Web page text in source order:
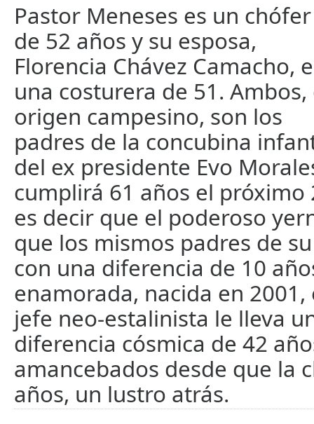
Pastor Meneses es un chófer
de 52 años y su esposa,
Florencia Chávez Camacho,
una costurera de 51. Ambos,
origen campesino, son los
padres de la concubina
del ex presidente Evo
cumplirá 61 años el próximo
es decir que el poderoso
que los mismos padres de
con una diferencia de 10
enamorada, nacida en
jefe neo-estalinista le lleva
diferencia cósmica de 42
amancebados desde que la
años, un lustro atrás.